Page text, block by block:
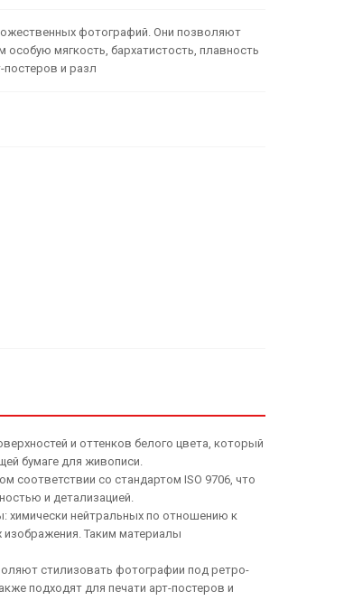
фотографий. Они позволяют
мягкость, бархатистость, плавность
постеров и разл
и оттенков белого цвета, который
бумаге для живописи.
соответствии со стандартом ISO 9706, что
и детализацией.
химически нейтральных по отношению к
изображения. Таким материалы
стилизовать фотографии под ретро-
подходят для печати арт-постеров и